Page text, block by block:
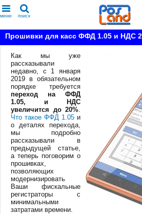
меню поиск
Прошивки для касс ФФД 1.05 и НДС
Как мы уже
рассказывали
недавно, с 1 января
2019 в обязательном
порядке требуется
переход на ФФД
1.05, и НДС
увеличится до 20%.
Что такое ФФД 1.05 и
о деталях перехода,
мы подробно
рассказывали в
предыдущей статье,
а теперь поговорим о
прошивках,
позволяющих
модернизировать
Ваши фискальные
регистраторы с
минимальными
затратами времени.